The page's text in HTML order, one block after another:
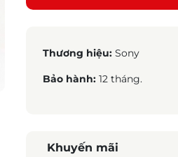
Thương hiệu: Sony
Bảo hành: 12 tháng.
Khuyến mãi